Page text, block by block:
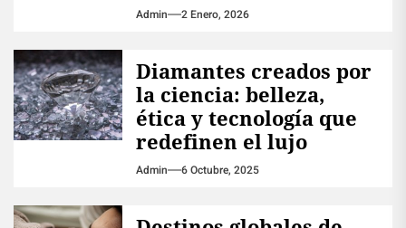
Admin 2 Enero, 2026
Diamantes creados por
la ciencia: belleza,
ética y tecnología que
redefinen el lujo
Admin 6 Octubre, 2025